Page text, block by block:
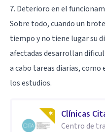
7. Deterioro en el
Sobre todo, cuando un
tiempo y no tiene lugar su
afectadas desarrollan
a cabo tareas diarias,
los estudios.
Clínicas
Centro de